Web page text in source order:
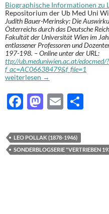
Biographische Informationen zu
Repositorium der Ub Med Uni
Judith Bauer-Merinsky: Die
Österreichs durch das Deutsche
Fakultät der Universität Wien im
entlassener Professoren und
197-198. – Online unter der URL:
ttp://ub.meduniwien.ac.at/edocmed/?
f_ac=AC06638479&f_file=1
Leo POLLAK (1878-1946):
weiterlesen →
F
e
b
M
to
d
E
ail
n
LEO POLLAK (1878-1946)
SONDERBLOGSERIE "VERTRIEBEN